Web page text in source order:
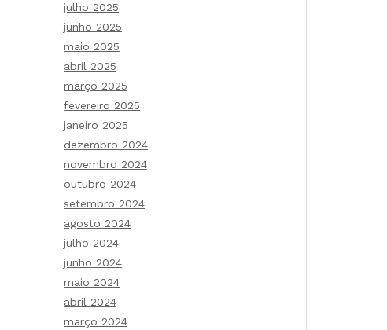
julho 2025
junho 2025
maio 2025
abril 2025
março 2025
fevereiro 2025
janeiro 2025
dezembro 2024
novembro 2024
outubro 2024
setembro 2024
agosto 2024
julho 2024
junho 2024
maio 2024
abril 2024
março 2024